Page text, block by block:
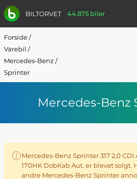
BILTORVET 44.875 biler
Forside/
Varebil /
Mercedes-Benz /
Sprinter
Mercedes-Benz
Mercedes-Benz Sprinter 317 2,0 CDI
170HK DobKab Aut. er blevet solgt.
andre Mercedes-Benz Sprinter